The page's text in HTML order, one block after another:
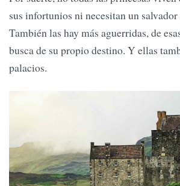
sus infortunios ni necesitan un salvador
También las hay más aguerridas, de
busca de su propio destino. Y ellas
palacios.